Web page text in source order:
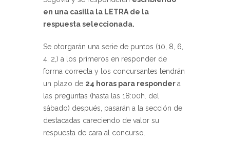
en una casilla la LETRA de la
respuesta seleccionada.
Se otorgarán una serie de puntos (10, 8, 6,
4, 2,) a los primeros en responder de
forma correcta y los concursantes tendrán
un plazo de 24 horas para respondera
las preguntas (hasta las 18:00h. del
sábado) después, pasarán a la sección de
destacadas careciendo de valor su
respuesta de cara al concurso.